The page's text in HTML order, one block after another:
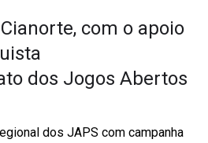
com o apoio
dos Jogos Abertos
dos JAPS com campanha